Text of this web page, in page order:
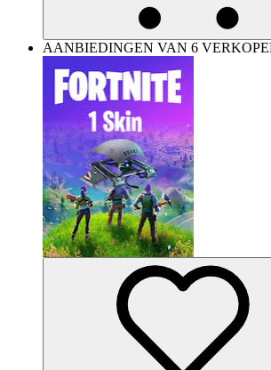
AANBIEDINGEN VAN 6